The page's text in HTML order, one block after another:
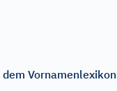
Vornamenlexikon